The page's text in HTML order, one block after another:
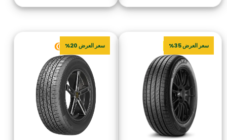
سعر العرض 35% سعر العرض 20%